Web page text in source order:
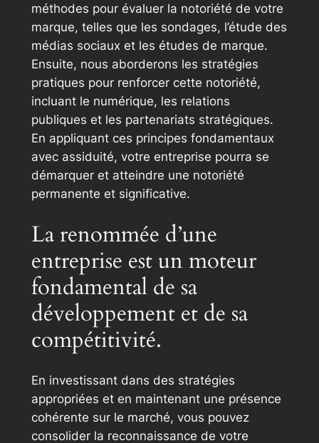
méthodes pour évaluer la notoriété de votre
marque, telles que les sondages, l’étude des
médias sociaux et les études de marque.
Ensuite, nous aborderons les stratégies
pratiques pour renforcer cette notoriété,
incluant le numérique, les relations
publiques et les partenariats stratégiques.
En appliquant ces principes fondamentaux
avec assiduité, votre entreprise pourra se
démarquer et atteindre une notoriété
permanente et significative.
La renommée d’une
entreprise est un moteur
fondamental de sa
développement et de sa
compétitivité.
En investissant dans des stratégies
appropriées et en maintenant une présence
cohérente sur le marché, vous pouvez
consolider la reconnaissance de votre